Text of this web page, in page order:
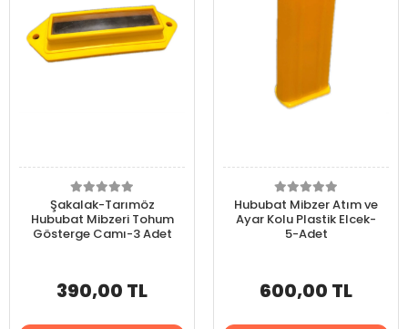
Şakalak-Tarımöz
Hububat Mibzeri Tohum
Gösterge Camı-3 Adet
390,00 TL
Hububat Mibzer Atım ve
Ayar Kolu Plastik Elcek-
5-Adet
600,00 TL